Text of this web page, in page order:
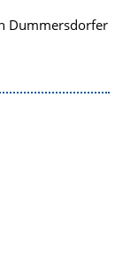
Dummersdorfer